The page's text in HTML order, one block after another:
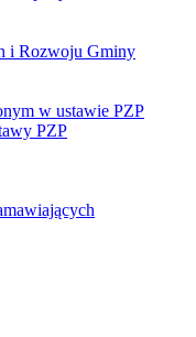
i Rozwoju Gminy
w ustawie PZP
PZP